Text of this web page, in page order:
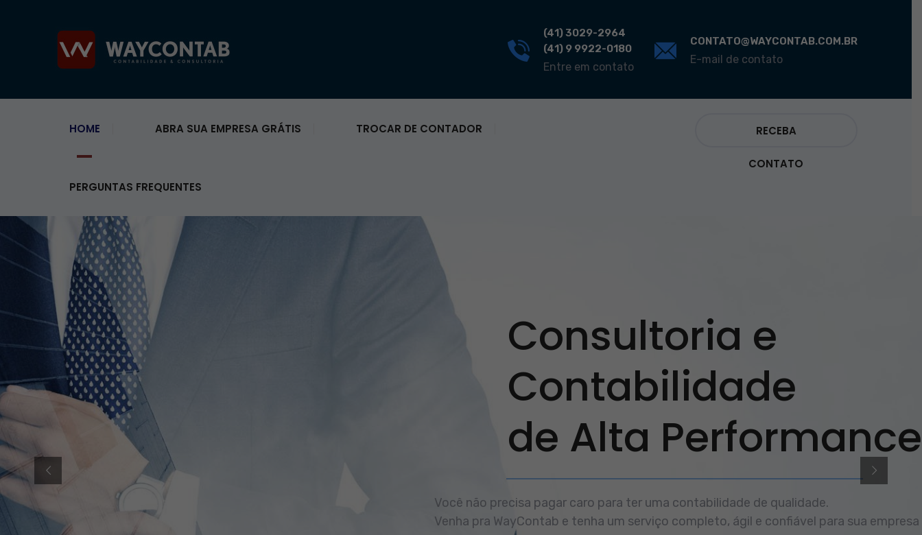
(41) 3029-2964
(41) 9 9922-0180
Entre em contato
CONTATO@WAYCONTAB.COM.BR
E-mail de contato
HOME ABRA SUA EMPRESA GRÁTIS TROCAR DE CONTADOR
PERGUNTAS FREQUENTES
RECEBA
CONTATO
Consultoria e
Contabilidade
de Alta Performance
Você não precisa pagar caro para ter uma contabilidade de qualidade.
Venha pra WayContab e tenha um serviço completo, ágil e confiável para sua empresa